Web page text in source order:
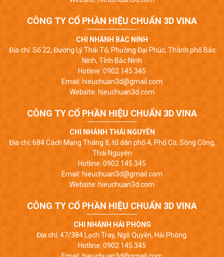
CÔNG TY CỔ PHẦN HIỆU CHUẨN 3D VINA
CHI NHÁNH BẮC NINH
Địa chỉ: Số 22, Đường Lý Thái Tổ, Phường Đại Phúc, Thành phố Bắc
Ninh, Tỉnh Bắc Ninh
Hotline: 0902.145.345
Email: hieuchuan3d@gmail.com
Website: hieuchuan3d.com
CÔNG TY CỔ PHẦN HIỆU CHUẨN 3D VINA
CHI NHÁNH THÁI NGUYÊN
Địa chỉ: 684 Cách Mạng Tháng 8, tổ dân phố 4, Phố Cò, Sông Công,
Thái Nguyên
Hotline: 0902.145.345
Email: hieuchuan3d@gmail.com
Website: hieuchuan3d.com
CÔNG TY CỔ PHẦN HIỆU CHUẨN 3D VINA
CHI NHÁNH HẢI PHÒNG
Địa chỉ: 47/384 Lạch Tray, Ngô Quyền, Hải Phòng.
Hotline: 0902.145.345